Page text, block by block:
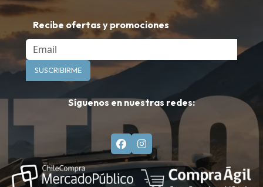
Recibe ofertas y promociones
Email
SUSCRIBIRME
Síguenos en nuestras redes: